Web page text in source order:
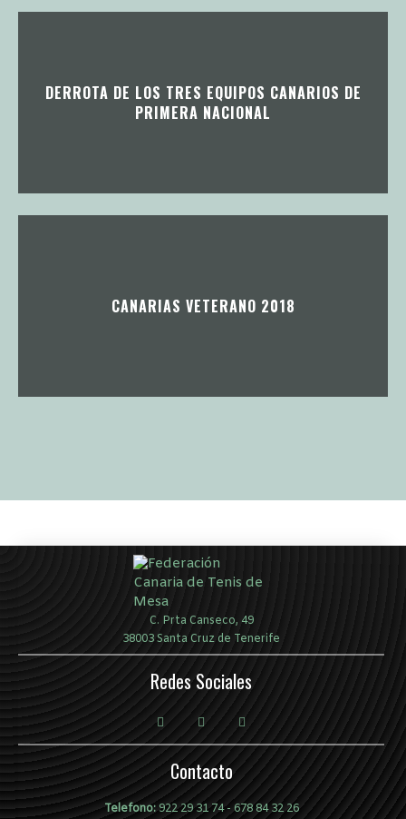
DERROTA DE LOS TRES EQUIPOS CANARIOS DE
PRIMERA NACIONAL
CANARIAS VETERANO 2018
C. Prta Canseco, 49
38003 Santa Cruz de Tenerife
Redes Sociales
Contacto
Telefono: 922 29 31 74- 678 84 32 26